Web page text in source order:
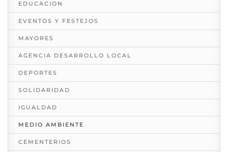
EDUCACION
EVENTOS Y FESTEJOS
MAYORES
AGENCIA DESARROLLO LOCAL
DEPORTES
SOLIDARIDAD
IGUALDAD
MEDIO AMBIENTE
CEMENTERIOS